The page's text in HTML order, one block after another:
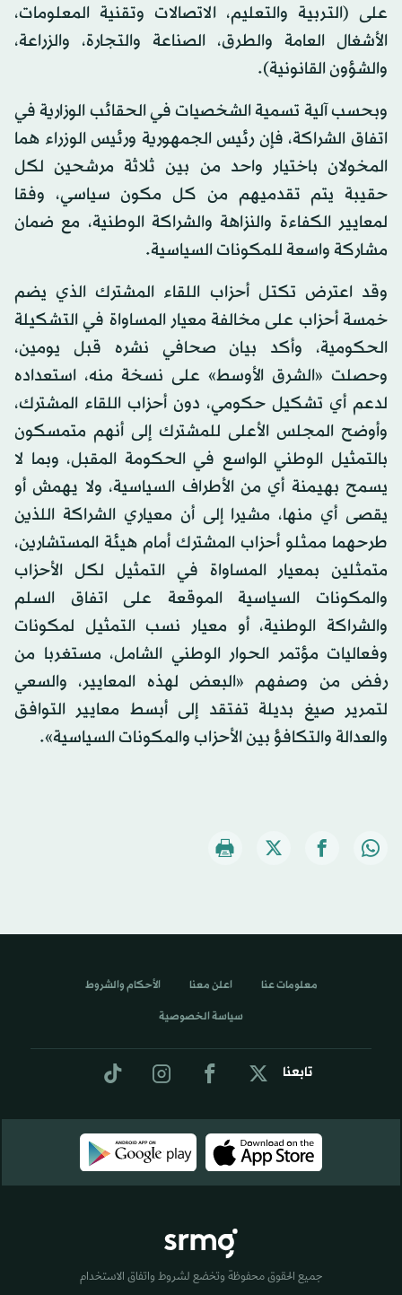
على (التربية والتعليم، الاتصالات وتقنية المعلومات،
الأشغال العامة والطرق، الصناعة والتجارة، والزراعة،
والشؤون القانونية).
وبحسب آلية تسمية الشخصيات في الحقائب الوزارية في
اتفاق الشراكة، فإن رئيس الجمهورية ورئيس الوزراء هما
المخولان باختيار واحد من بين ثلاثة مرشحين لكل
حقيبة يتم تقدميهم من كل مكون سياسي، وفقا
لمعايير الكفاءة والنزاهة والشراكة الوطنية، مع ضمان
مشاركة واسعة للمكونات السياسية.
وقد اعترض تكتل أحزاب اللقاء المشترك الذي يضم
خمسة أحزاب على مخالفة معيار المساواة في التشكيلة
الحكومية، وأكد بيان صحافي نشره قبل يومين،
وحصلت «الشرق الأوسط» على نسخة منه، استعداده
لدعم أي تشكيل حكومي، دون أحزاب اللقاء المشترك،
وأوضح المجلس الأعلى للمشترك إلى أنهم متمسكون
بالتمثيل الوطني الواسع في الحكومة المقبل، وبما لا
يسمح بهيمنة أي من الأطراف السياسية، ولا يهمش أو
يقصى أي منها، مشيرا إلى أن معياري الشراكة اللذين
طرحهما ممثلو أحزاب المشترك أمام هيئة المستشارين،
متمثلين بمعيار المساواة في التمثيل لكل الأحزاب
والمكونات السياسية الموقعة على اتفاق السلم
والشراكة الوطنية، أو معيار نسب التمثيل لمكونات
وفعاليات مؤتمر الحوار الوطني الشامل، مستغربا من
رفض من وصفهم «البعض لهذه المعايير، والسعي
لتمرير صيغ بديلة تفتقد إلى أبسط معايير التوافق
والعدالة والتكافؤ بين الأحزاب والمكونات السياسية».
تابعنا
معلومات عنا اعلن معنا الأحكام والشروط
سياسة الخصوصية
جميع الحقوق محفوظة وتخضع لشروط واتفاق الاستخدام